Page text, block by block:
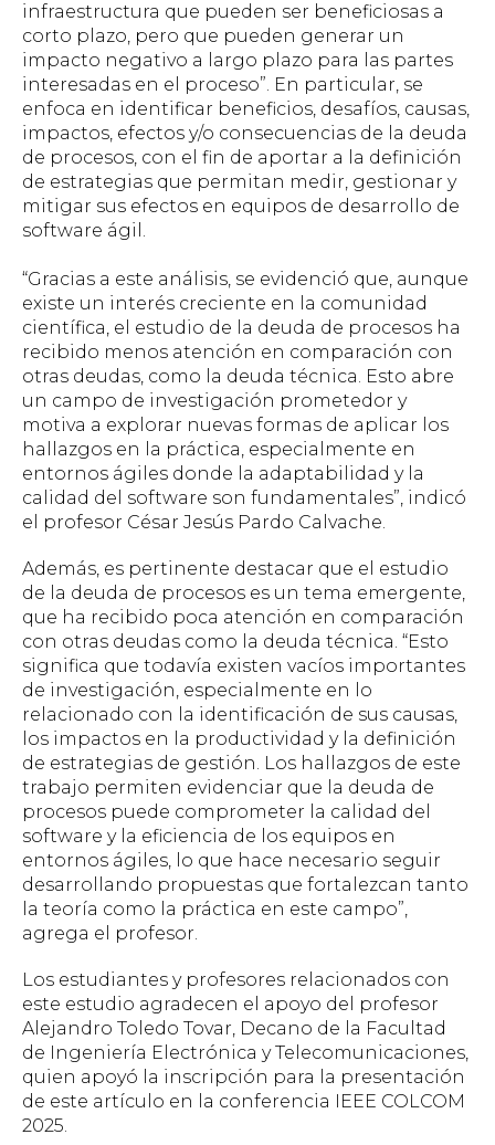
infraestructura que pueden ser beneficiosas a
corto plazo, pero que pueden generar un
impacto negativo a largo plazo para las partes
interesadas en el proceso”. En particular, se
enfoca en identificar beneficios, desafíos, causas,
impactos, efectos y/o consecuencias de la deuda
de procesos, con el fin de aportar a la definición
de estrategias que permitan medir, gestionar y
mitigar sus efectos en equipos de desarrollo de
software ágil.
“Gracias a este análisis, se evidenció que, aunque
existe un interés creciente en la comunidad
científica, el estudio de la deuda de procesos ha
recibido menos atención en comparación con
otras deudas, como la deuda técnica. Esto abre
un campo de investigación prometedor y
motiva a explorar nuevas formas de aplicar los
hallazgos en la práctica, especialmente en
entornos ágiles donde la adaptabilidad y la
calidad del software son fundamentales”, indicó
el profesor César Jesús Pardo Calvache.
Además, es pertinente destacar que el estudio
de la deuda de procesos es un tema emergente,
que ha recibido poca atención en comparación
con otras deudas como la deuda técnica. “Esto
significa que todavía existen vacíos importantes
de investigación, especialmente en lo
relacionado con la identificación de sus causas,
los impactos en la productividad y la definición
de estrategias de gestión. Los hallazgos de este
trabajo permiten evidenciar que la deuda de
procesos puede comprometer la calidad del
software y la eficiencia de los equipos en
entornos ágiles, lo que hace necesario seguir
desarrollando propuestas que fortalezcan tanto
la teoría como la práctica en este campo”,
agrega el profesor.
Los estudiantes y profesores relacionados con
este estudio agradecen el apoyo del profesor
Alejandro Toledo Tovar, Decano de la Facultad
de Ingeniería Electrónica y Telecomunicaciones,
quien apoyó la inscripción para la presentación
de este artículo en la conferencia IEEE COLCOM
2025.